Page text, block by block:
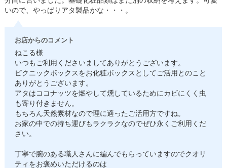
いので、やっぱりアタ製品かな・・・。
お店からのコメント
ねこる様
いつもご利用くださいましてありがとうございます。
ピクニックボックスをお化粧ボックスとしてご活用とのこと
ありがとうございます。
アタはココナッツを燃やして燻しているためにカビにくく虫
も寄り付きません。
もちろん天然素材なので理に適ったご活用方ですね。
お家の中での持ち運びもラクラクなのでぜひ永くご利用くだ
さい。
丁寧で腕のある職人さんに編んでもらっていますのでクオリ
ティをお褒めいただけるのは